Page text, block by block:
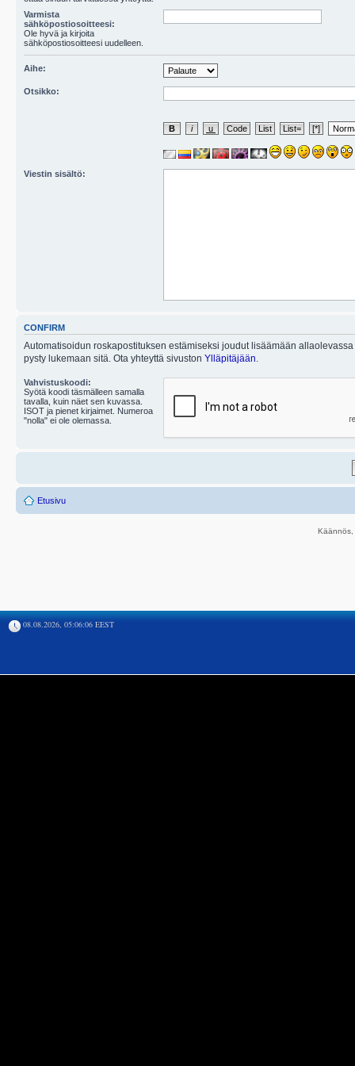
Varmista
sähköpostiosoitteesi:
Ole hyvä ja kirjoita
sähköpostiosoitteesi uudelleen.
Aihe:
Otsikko:
Viestin sisältö:
CONFIRM
Automatisoidun roskapostituksen estämiseksi joudut lisäämään
pysty lukemaan sitä. Ota yhteyttä sivuston Ylläpitäjään
Vahvistuskoodi:
Syötä koodi täsmälleen samalla
tavalla, kuin näet sen kuvassa.
ISOT ja pienet kirjaimet. Numeroa
"nolla" ei ole olemassa.
Etusivu
08.08.2026, 05:06:06 EEST